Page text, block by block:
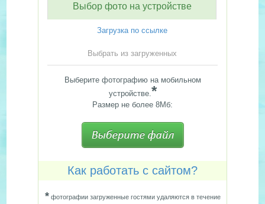
Выбор фото на устройстве
Загрузка по ссылке
Выбрать из загруженных
Выберите фотографию на мобильном
устройстве.*
Размер не более 8Мб:
Как работать с сайтом?
*фотографии загруженные гостями удаляются в течение